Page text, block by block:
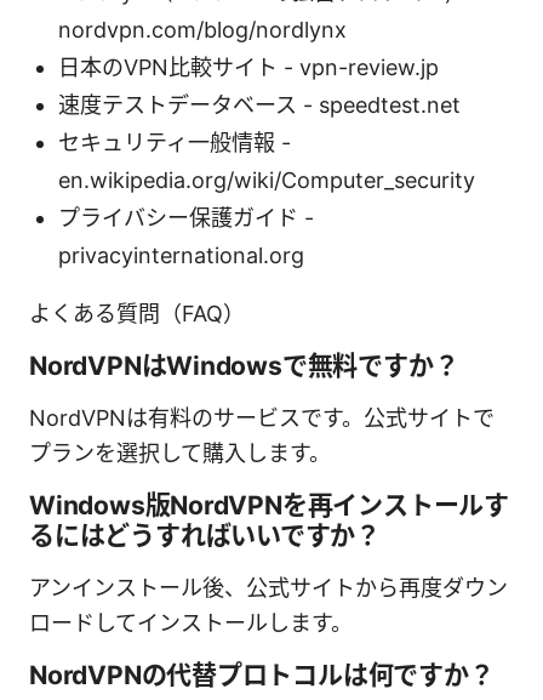
nordvpn.com/blog/nordlynx
日本のVPN比較サイト - vpn-review.jp
速度テストデータベース - speedtest.net
セキュリティ一般情報 -
en.wikipedia.org/wiki/Computer_security
プライバシー保護ガイド -
privacyinternational.org
よくある質問（FAQ）
NordVPNはWindowsで無料ですか？
NordVPNは有料のサービスです。公式サイトで
プランを選択して購入します。
Windows版NordVPNを再インストールす
るにはどうすればいいですか？
アンインストール後、公式サイトから再度ダウン
ロードしてインストールします。
NordVPNの代替プロトコルは何ですか？